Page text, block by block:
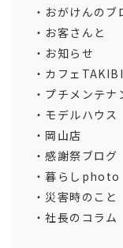
おがけんのブ
お客さんと
お知らせ
カフェTAKIBI
プチメンテナ
モデルハウス
岡山店
感謝祭ブログ
暮らしphoto
災害時のこと
社長のコラム